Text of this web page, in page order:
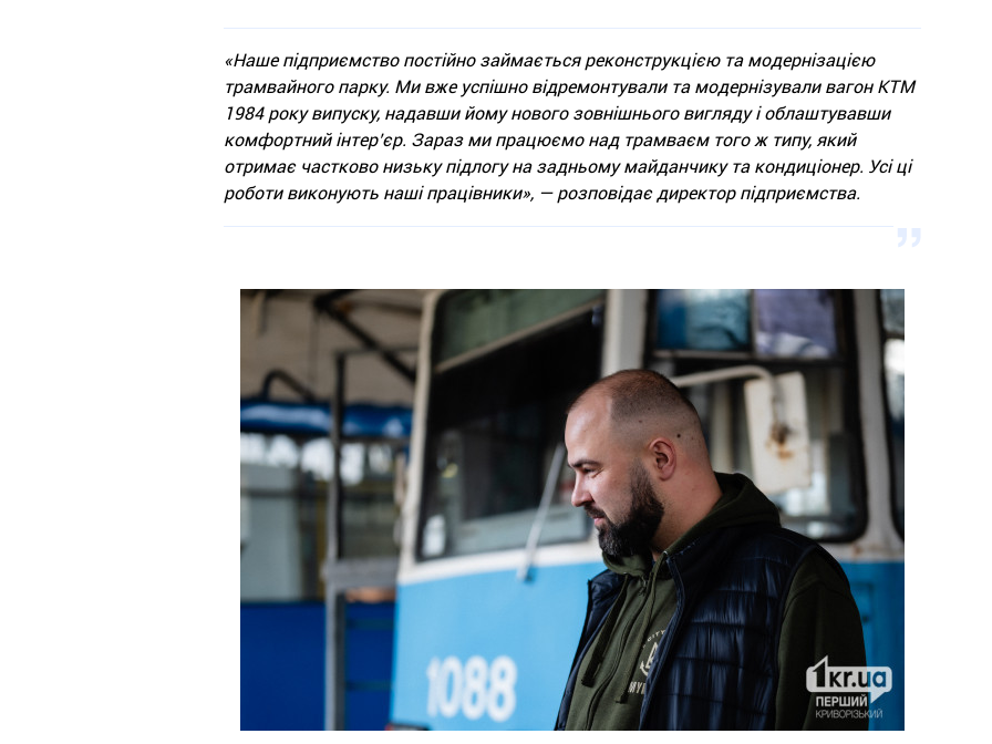
«Наше підприємство постійно займається реконструкцією та модернізацією
трамвайного парку. Ми вже успішно відремонтували та модернізували вагон КТМ
1984 року випуску, надавши йому нового зовнішнього вигляду і облаштувавши
комфортний інтер’єр. Зараз ми працюємо над трамваєм того ж типу, який
отримає частково низьку підлогу на задньому майданчику та кондиціонер. Усі ці
роботи виконують наші працівники», — розповідає директор підприємства.